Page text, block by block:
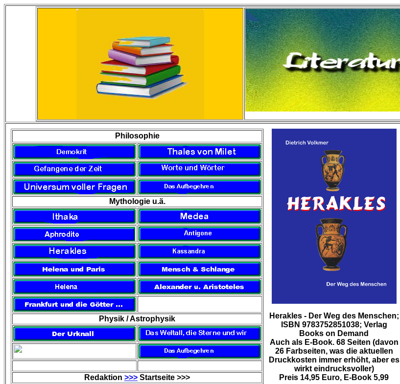
Philosophie
Mythologie u.ä.
Physik / Astrophysik
Redaktion >>> Startseite >>>
Herakles - Der Weg des Menschen;
ISBN 9783752851038; Verlag
Books on Demand
Auch als E-Book. 68 Seiten (davon
26 Farbseiten, was die aktuellen
Druckkosten immer erhöht, aber es
wirkt eindrucksvoller)
Preis 14,95 Euro, E-Book 5,99